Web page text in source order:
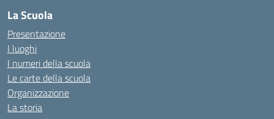
La Scuola
Presentazione
I luoghi
I numeri della scuola
Le carte della scuola
Organizzazione
La storia